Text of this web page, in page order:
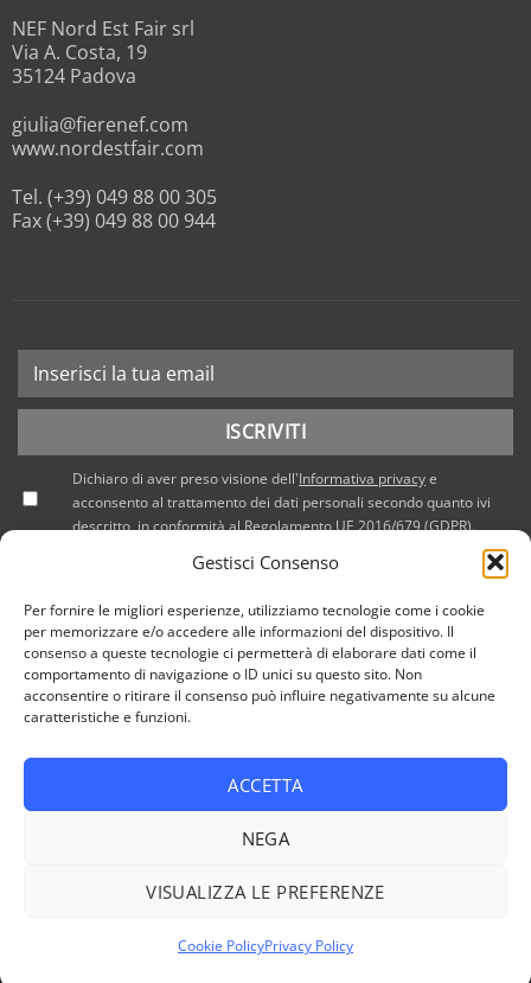
Gestisci Consenso
Per fornire le migliori esperienze, utilizziamo tecnologie come i cookie
per memorizzare e/o accedere alle informazioni del dispositivo. Il
consenso a queste tecnologie ci permetterà di elaborare dati come il
comportamento di navigazione o ID unici su questo sito. Non
acconsentire o ritirare il consenso può influire negativamente su alcune
caratteristiche e funzioni.
ACCETTA
NEGA
VISUALIZZA LE PREFERENZE
Cookie PolicyPrivacy Policy
NEF Nord Est Fair srl
Via A. Costa, 19
35124 Padova
giulia@fierenef.com
www.nordestfair.com
Tel. (+39) 049 88 00 305
Fax (+39) 049 88 00 944
Dichiaro di aver preso visione dell'Informativa privacye
acconsento al trattamento dei dati personali secondo quanto ivi
descritto, in conformità al Regolamento UE 2016/679 (GDPR).
PRIVACY POLICY COOKIE POLICY (UE)
Copyright 2026 © Tutti i diritti riservati / NEF Nord Est Fair srl
- fax +39 049 8800944 - email: giulia@fierenef.com / p.iva &